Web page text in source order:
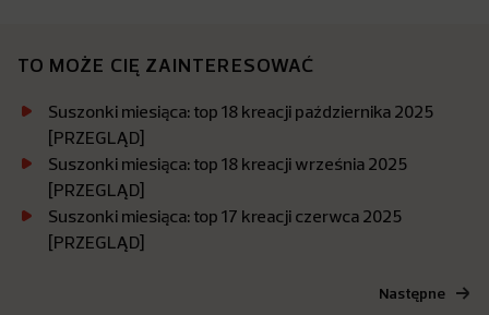
TO MOŻE CIĘ ZAINTERESOWAĆ
Suszonki miesiąca: top 18 kreacji października 2025
[PRZEGLĄD]
Suszonki miesiąca: top 18 kreacji września 2025
[PRZEGLĄD]
Suszonki miesiąca: top 17 kreacji czerwca 2025
[PRZEGLĄD]
Następne